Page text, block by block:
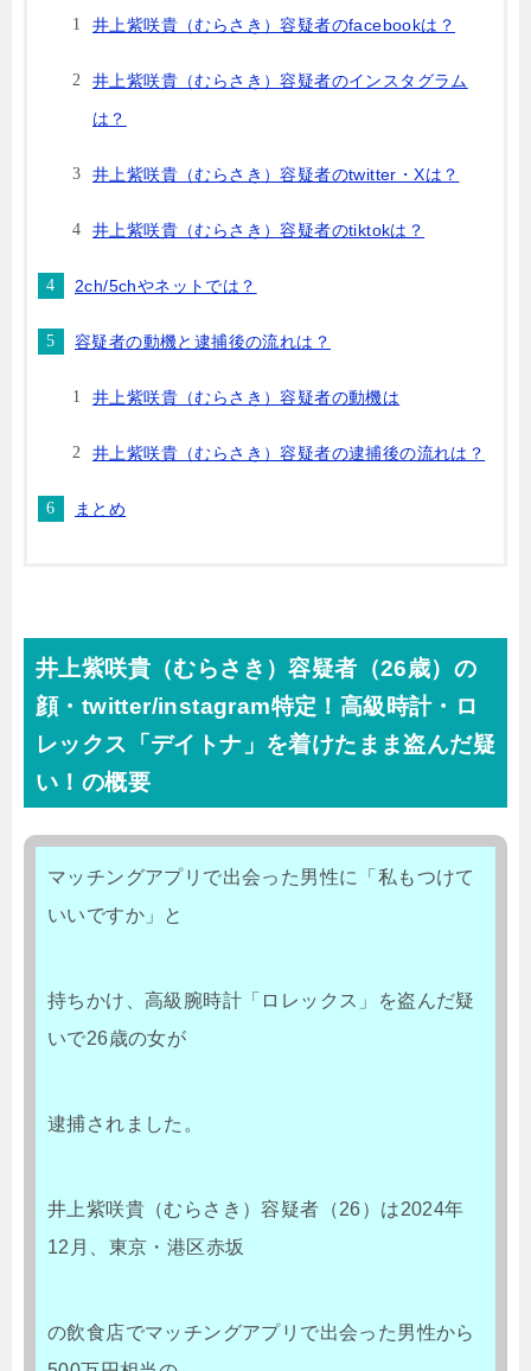
井上紫咲貴（むらさき）容疑者のfacebookは？
井上紫咲貴（むらさき）容疑者のインスタグラム
は？
井上紫咲貴（むらさき）容疑者のtwitter・Xは？
井上紫咲貴（むらさき）容疑者のtiktokは？
2ch/5chやネットでは？
容疑者の動機と逮捕後の流れは？
井上紫咲貴（むらさき）容疑者の動機は
井上紫咲貴（むらさき）容疑者の逮捕後の流れは？
まとめ
井上紫咲貴（むらさき）容疑者（26歳）の
顔・twitter/instagram特定！高級時計・ロ
レックス「デイトナ」を着けたまま盗んだ疑
い！の概要
マッチングアプリで出会った男性に「私もつけて
いいですか」と
持ちかけ、高級腕時計「ロレックス」を盗んだ疑
いで26歳の女が
逮捕されました。
井上紫咲貴（むらさき）容疑者（26）は2024年
12月、東京・港区赤坂
の飲食店でマッチングアプリで出会った男性から